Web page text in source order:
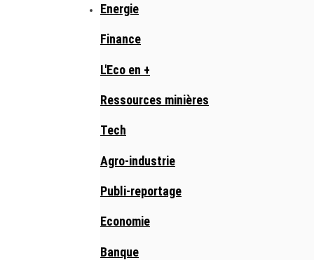
Energie
Finance
L'Eco en +
Ressources minières
Tech
Agro-industrie
Publi-reportage
Economie
Banque